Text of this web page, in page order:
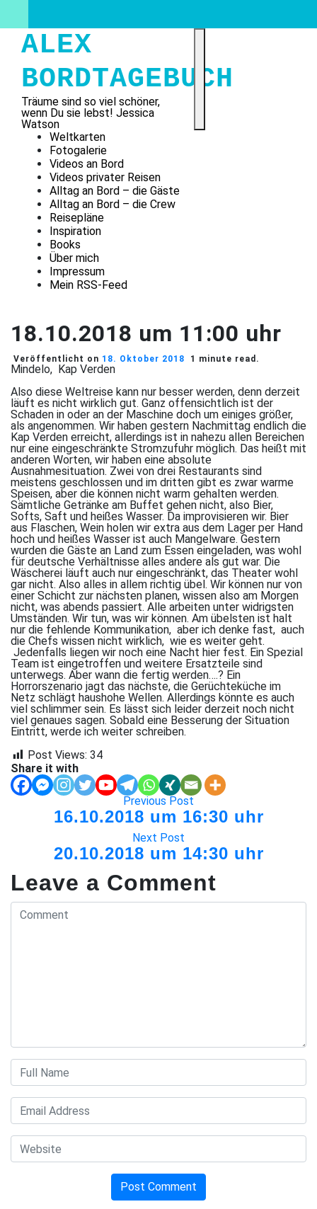
content
ALEX
BORDTAGEBUCH
Träume sind so viel schöner,
wenn Du sie lebst! Jessica
Watson
Weltkarten
Fotogalerie
Videos an Bord
Videos privater Reisen
Alltag an Bord – die Gäste
Alltag an Bord – die Crew
Reisepläne
Inspiration
Books
Über mich
Impressum
Mein RSS-Feed
18.10.2018 um 11:00 uhr
Veröffentlicht on 18. Oktober 2018 1 minute read.
Mindelo, Kap Verden
Also diese Weltreise kann nur besser werden, denn derzeit
läuft es nicht wirklich gut. Ganz offensichtlich ist der
Schaden in oder an der Maschine doch um einiges größer,
als angenommen. Wir haben gestern Nachmittag endlich die
Kap Verden erreicht, allerdings ist in nahezu allen Bereichen
nur eine eingeschränkte Stromzufuhr möglich. Das heißt mit
anderen Worten, wir haben eine absolute
Ausnahmesituation. Zwei von drei Restaurants sind
meistens geschlossen und im dritten gibt es zwar warme
Speisen, aber die können nicht warm gehalten werden.
Sämtliche Getränke am Buffet gehen nicht, also Bier,
Softs, Saft und heißes Wasser. Da improvisieren wir. Bier
aus Flaschen, Wein holen wir extra aus dem Lager per Hand
hoch und heißes Wasser ist auch Mangelware. Gestern
wurden die Gäste an Land zum Essen eingeladen, was wohl
für deutsche Verhältnisse alles andere als gut war. Die
Wäscherei läuft auch nur eingeschränkt, das Theater wohl
gar nicht. Also alles in allem richtig übel. Wir können nur von
einer Schicht zur nächsten planen, wissen also am Morgen
nicht, was abends passiert. Alle arbeiten unter widrigsten
Umständen. Wir tun, was wir können. Am übelsten ist halt
nur die fehlende Kommunikation, aber ich denke fast, auch
die Chefs wissen nicht wirklich, wie es weiter geht.
Jedenfalls liegen wir noch eine Nacht hier fest. Ein Spezial
Team ist eingetroffen und weitere Ersatzteile sind
unterwegs. Aber wann die fertig werden….? Ein
Horrorszenario jagt das nächste, die Gerüchteküche im
Netz schlägt haushohe Wellen. Allerdings könnte es auch
viel schlimmer sein. Es lässt sich leider derzeit noch nicht
viel genaues sagen. Sobald eine Besserung der Situation
Eintritt, werde ich weiter schreiben.
Post Views: 34
Share it with
Previous Post
16.10.2018 um 16:30 uhr
Next Post
20.10.2018 um 14:30 uhr
Leave a Comment